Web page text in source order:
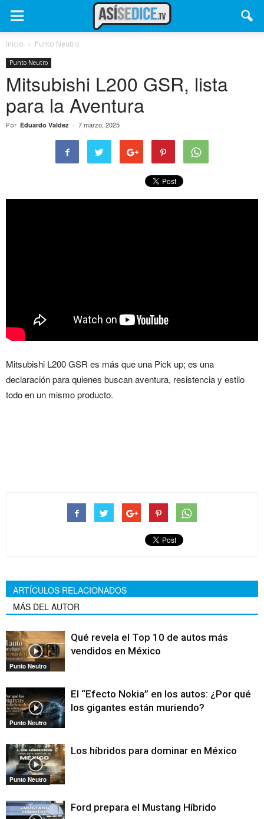
Inicio Punto Neutro
Punto Neutro
Mitsubishi L200 GSR, lista
para la Aventura
Por Eduardo Valdez - 7 marzo, 2025
Mitsubishi L200 GSR es más que una Pick up; es una
declaración para quienes buscan aventura, resistencia y estilo
todo en un mismo producto.
ARTÍCULOS RELACIONADOS
MÁS DEL AUTOR
Punto Neutro
Qué revela el Top 10 de autos más
vendidos en México
Punto Neutro
El “Efecto Nokia” en los autos: ¿Por qué
los gigantes están muriendo?
Punto Neutro
Los híbridos para dominar en México
Ford prepara el Mustang Híbrido